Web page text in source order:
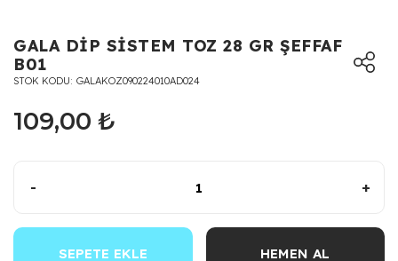
GALA DİP SİSTEM TOZ 28 GR ŞEFFAF
B01
STOK KODU GALAKOZ090224010AD024
109,00 ₺
- +
SEPETE EKLE HEMEN AL